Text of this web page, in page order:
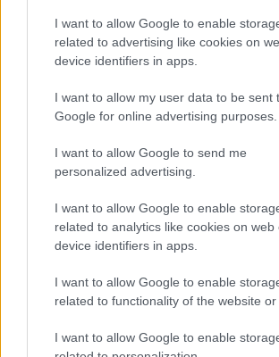
I want to allow Google to enable
related to advertising like cookies on
device identifiers in apps.
I want to allow my user data to be sent
Google for online advertising purposes.
I want to allow Google to send me
personalized advertising.
I want to allow Google to enable
related to analytics like cookies on web
device identifiers in apps.
I want to allow Google to enable
related to functionality of the website or
I want to allow Google to enable
Minden nyáron ezt a receptet
tökéletes a kovászos uborka